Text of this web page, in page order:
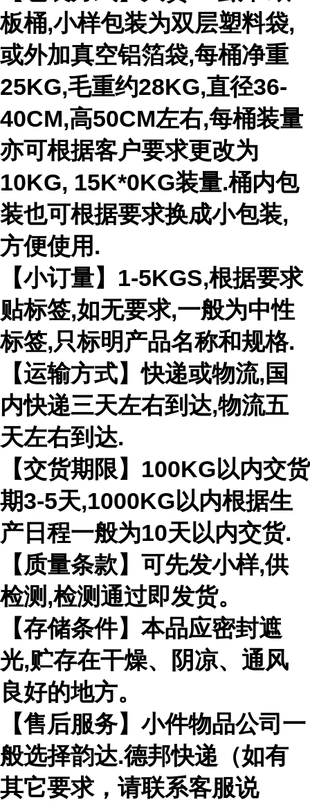
板桶,小样包装为双层塑料袋,
或外加真空铝箔袋,每桶净重
25KG,毛重约28KG,直径36-
40CM,高50CM左右,每桶装量
亦可根据客户要求更改为
10KG, 15K*0KG装量.桶内包
装也可根据要求换成小包装,
方便使用.
【小订量】1-5KGS,根据要求
贴标签,如无要求,一般为中性
标签,只标明产品名称和规格.
【运输方式】快递或物流,国
内快递三天左右到达,物流五
天左右到达.
【交货期限】100KG以内交货
期3-5天,1000KG以内根据生
产日程一般为10天以内交货.
【质量条款】可先发小样,供
检测,检测通过即发货。
【存储条件】本品应密封遮
光,贮存在干燥、阴凉、通风
良好的地方。
【售后服务】小件物品公司一
般选择韵达.德邦快递（如有
其它要求，请联系客服说